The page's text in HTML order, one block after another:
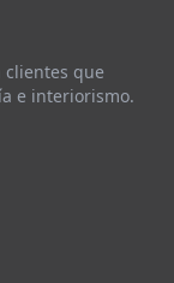
clientes que
e interiorismo.